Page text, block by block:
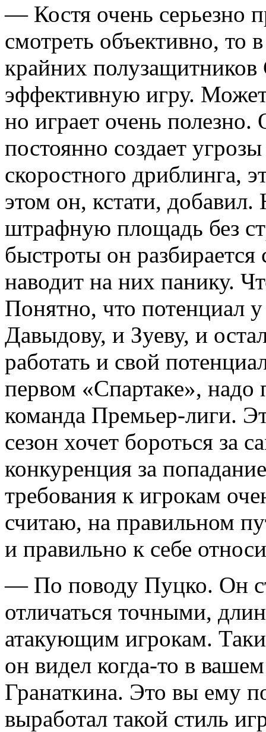
— Костя очень серьезно
смотреть объективно, то
крайних
эффективную игру.
но играет очень
постоянно создает
скоростного дриблинга,
этом он, кстати,
штрафную площадь без
быстроты он
наводит на них панику.
Понятно, что потенциал
Давыдову, и Зуеву, и
работать и свой
первом «Спартаке», надо
команда Премьер-лиги.
сезон хочет бороться за
конкуренция за
требования к игрокам
считаю, на правильном
и правильно к себе
— По поводу Пуцко. Он
отличаться точными,
атакующим игрокам.
он видел когда-то в
Гранаткина. Это вы ему
выработал такой стиль